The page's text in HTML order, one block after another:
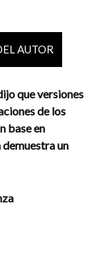
AUTOR
que versiones
de los
base en
un